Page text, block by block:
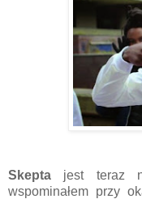
Skepta jest teraz
wspominałem przy